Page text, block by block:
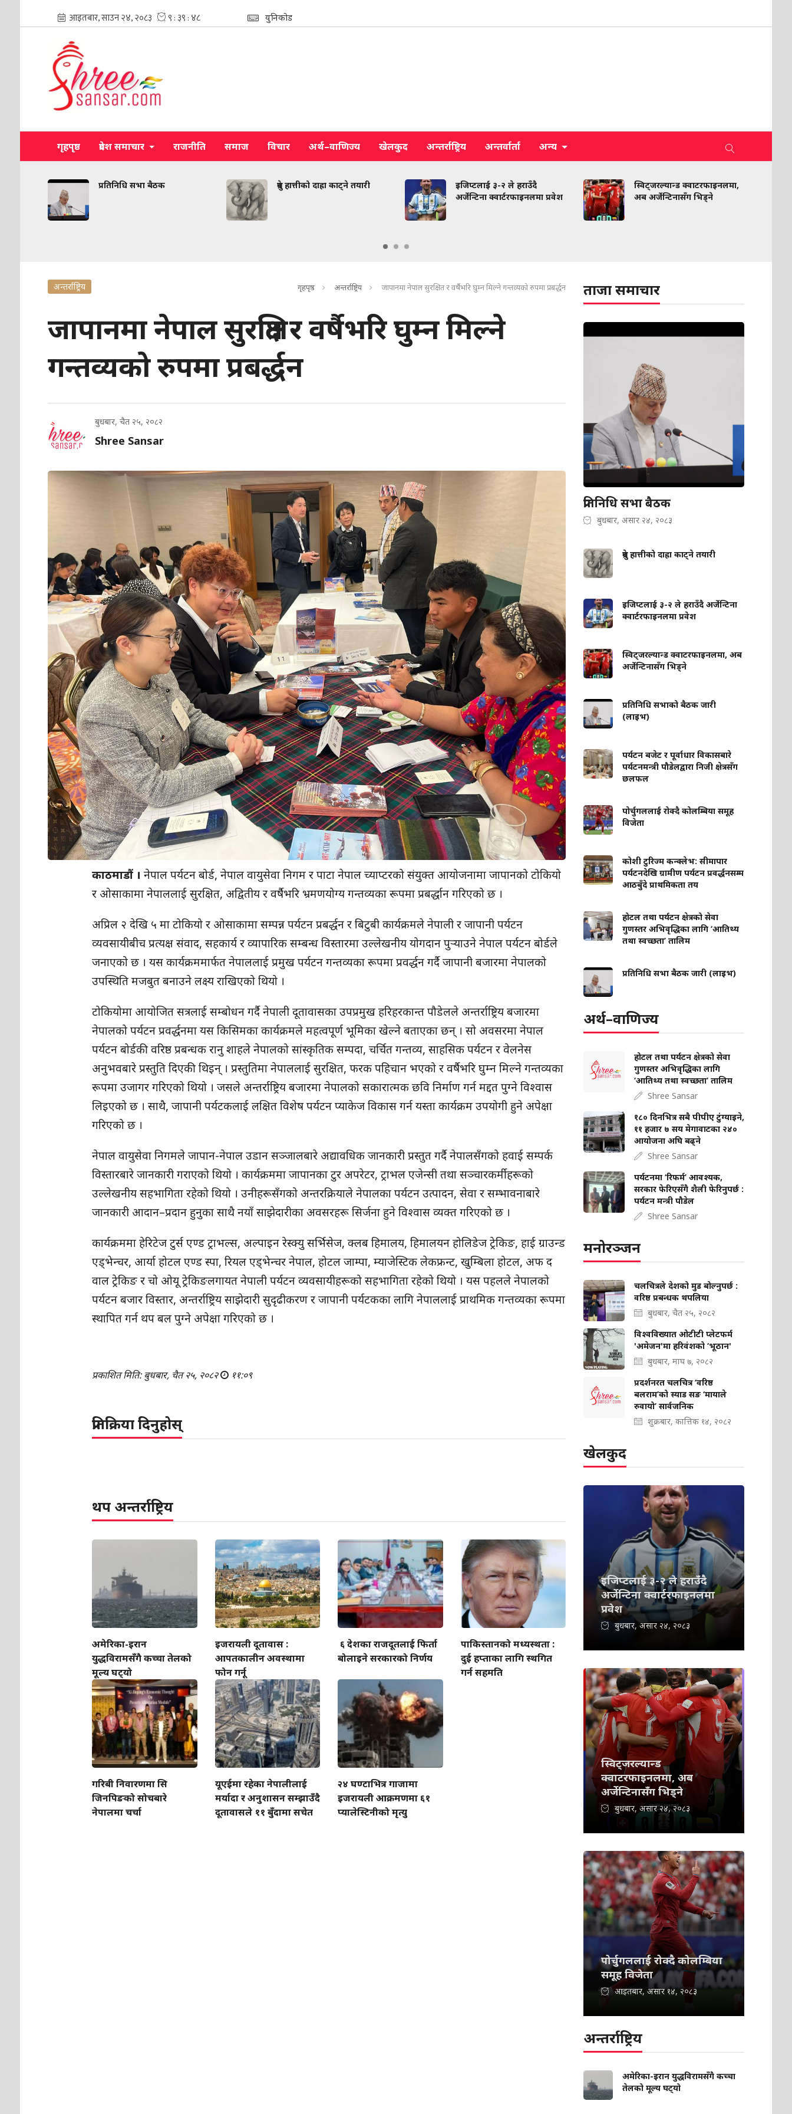
युनिकोड
गृहपृष्ठ प्रदेश समाचार राजनीति समाज विचार अर्थ–वाणिज्य खेलकुद अन्तर्राष्ट्रिय अन्तर्वार्ता अन्य
प्रतिनिधि सभा बैठक ध्रुवे हात्तीको दाह्रा काट्ने तयारी
इजिप्टलाई ३-२ ले हराउँदै
अर्जेन्टिना क्वार्टरफाइनलमा प्रवेश
स्विट्जरल्यान्ड क्वाटरफाइनलमा,
अब अर्जेन्टिनासँग भिड्ने
अन्तर्राष्ट्रिय गृहपृष्ठ अन्तर्राष्ट्रिय जापानमा नेपाल सुरक्षित र वर्षैभरि घुम्न मिल्ने गन्तव्यको रुपमा प्रबर्द्धन
जापानमा नेपाल सुरक्षित र वर्षैभरि घुम्न मिल्ने
गन्तव्यको रुपमा प्रबर्द्धन
बुधबार, चैत २५, २०८२
Shree Sansar
काठमाडौं ।नेपाल पर्यटन बोर्ड, नेपाल वायुसेवा निगम र पाटा नेपाल च्याप्टरको संयुक्त आयोजनामा जापानको टोकियो
र ओसाकामा नेपाललाई सुरक्षित, अद्वितीय र वर्षैभरि भ्रमणयोग्य गन्तव्यका रूपमा प्रबर्द्धान गरिएको छ ।
अप्रिल २ देखि ५ मा टोकियो र ओसाकामा सम्पन्न पर्यटन प्रबर्द्धन र बिटुबी कार्यक्रमले नेपाली र जापानी पर्यटन
व्यवसायीबीच प्रत्यक्ष संवाद, सहकार्य र व्यापारिक सम्बन्ध विस्तारमा उल्लेखनीय योगदान पुर्‍याउने नेपाल पर्यटन बोर्डले
जनाएको छ । यस कार्यक्रममार्फत नेपाललाई प्रमुख पर्यटन गन्तव्यका रूपमा प्रवर्द्धन गर्दै जापानी बजारमा नेपालको
उपस्थिति मजबुत बनाउने लक्ष्य राखिएको थियो ।
टोकियोमा आयोजित सत्रलाई सम्बोधन गर्दै नेपाली दूतावासका उपप्रमुख हरिहरकान्त पौडेलले अन्तर्राष्ट्रिय बजारमा
नेपालको पर्यटन प्रवर्द्धनमा यस किसिमका कार्यक्रमले महत्वपूर्ण भूमिका खेल्ने बताएका छन् । सो अवसरमा नेपाल
पर्यटन बोर्डकी वरिष्ठ प्रबन्धक रानु शाहले नेपालको सांस्कृतिक सम्पदा, चर्चित गन्तव्य, साहसिक पर्यटन र वेलनेस
अनुभवबारे प्रस्तुति दिएकी थिइन् । प्रस्तुतिमा नेपाललाई सुरक्षित, फरक पहिचान भएको र वर्षैभरि घुम्न मिल्ने गन्तव्यका
रूपमा उजागर गरिएको थियो । जसले अन्तर्राष्ट्रिय बजारमा नेपालको सकारात्मक छवि निर्माण गर्न मद्दत पुग्ने विश्वास
लिइएको छ । साथै, जापानी पर्यटकलाई लक्षित विशेष पर्यटन प्याकेज विकास गर्न यस्ता कार्यक्रम उपयोगी हुने अपेक्षा
गरिएको छ ।
नेपाल वायुसेवा निगमले जापान-नेपाल उडान सञ्जालबारे अद्यावधिक जानकारी प्रस्तुत गर्दै नेपालसँगको हवाई सम्पर्क
विस्तारबारे जानकारी गराएको थियो । कार्यक्रममा जापानका टुर अपरेटर, ट्राभल एजेन्सी तथा सञ्चारकर्मीहरूको
उल्लेखनीय सहभागिता रहेको थियो । उनीहरूसँगको अन्तरक्रियाले नेपालका पर्यटन उत्पादन, सेवा र सम्भावनाबारे
जानकारी आदान–प्रदान हुनुका साथै नयाँ साझेदारीका अवसरहरू सिर्जना हुने विश्‍वास व्यक्त गरिएको छ ।
कार्यक्रममा हेरिटेज टुर्स एण्ड ट्राभल्स, अल्पाइन रेस्क्यु सर्भिसेज, क्लब हिमालय, हिमालयन होलिडेज ट्रेकिङ, हाई ग्राउन्ड
एड्भेन्चर, आर्या होटल एण्ड स्पा, रियल एड्भेन्चर नेपाल, होटल जाम्पा, म्याजेस्टिक लेकफ्रन्ट, खुम्बिला होटल, अफ द
वाल ट्रेकिङ र चो ओयू ट्रेकिङलगायत नेपाली पर्यटन व्यवसायीहरूको सहभागिता रहेको थियो । यस पहलले नेपालको
पर्यटन बजार विस्तार, अन्तर्राष्ट्रिय साझेदारी सुदृढीकरण र जापानी पर्यटकका लागि नेपाललाई प्राथमिक गन्तव्यका रूपमा
स्थापित गर्न थप बल पुग्ने अपेक्षा गरिएको छ ।
प्रकाशित मिति: बुधबार, चैत २५, २०८२ ११:०९
प्रतिक्रिया दिनुहोस्
थप अन्तर्राष्ट्रिय
अमेरिका-इरान
युद्धविरामसँगै कच्चा तेलको
मूल्य घट्‍यो
इजरायली दूतावास :
आपतकालीन अवस्थामा
फोन गर्नू
६ देशका राजदूतलाई फिर्ता
बोलाइने सरकारको निर्णय
पाकिस्तानको मध्यस्थता :
दुई हप्ताका लागि स्थगित
गर्न सहमति
गरिबी निवारणमा सि
जिनपिङको सोचबारे
नेपालमा चर्चा
यूएईमा रहेका नेपालीलाई
मर्यादा र अनुशासन सम्झाउँदै
दूतावासले ११ बुँदामा सचेत
२४ घण्टाभित्र गाजामा
इजरायली आक्रमणमा ६१
प्यालेस्टिनीको मृत्यु
ताजा समाचार
प्रतिनिधि सभा बैठक
बुधबार, असार २४, २०८३
ध्रुवे हात्तीको दाह्रा काट्ने तयारी
इजिप्टलाई ३-२ ले हराउँदै अर्जेन्टिना
क्वार्टरफाइनलमा प्रवेश
स्विट्जरल्यान्ड क्वाटरफाइनलमा, अब
अर्जेन्टिनासँग भिड्ने
प्रतिनिधि सभाको बैठक जारी
(लाइभ)
पर्यटन बजेट र पूर्वाधार विकासबारे
पर्यटनमन्त्री पौडेलद्वारा निजी क्षेत्रसँग
छलफल
पोर्चुगललाई रोक्दै कोलम्बिया समूह
विजेता
कोशी टुरिज्म कन्क्लेभ: सीमापार
पर्यटनदेखि ग्रामीण पर्यटन प्रवर्द्धनसम्म
आठबुँदे प्राथमिकता तय
होटल तथा पर्यटन क्षेत्रको सेवा
गुणस्तर अभिवृद्धिका लागि ‘आतिथ्य
तथा स्वच्छता’ तालिम
प्रतिनिधि सभा बैठक जारी (लाइभ)
अर्थ–वाणिज्य
होटल तथा पर्यटन क्षेत्रको सेवा
गुणस्तर अभिवृद्धिका लागि
‘आतिथ्य तथा स्वच्छता’ तालिम
Shree Sansar
१८० दिनभित्र सबै पीपीए टुंग्याइने,
११ हजार ७ सय मेगावाटका २४०
आयोजना अघि बढ्ने
Shree Sansar
पर्यटनमा ‘रिफर्म’ आवश्यक,
सरकार फेरिएसँगै शैली फेरिनुपर्छ :
पर्यटन मन्त्री पौडेल
Shree Sansar
मनोरञ्जन
चलचित्रले देशको मुड बोल्‍नुपर्छ :
वरिष्ठ प्रबन्धक थपलिया
बुधबार, चैत २५, २०८२
विश्वविख्यात ओटीटी प्लेटफर्म
'अमेजन'मा हरिवंशको ‘भूठान'
बुधबार, माघ ७, २०८२
प्रदर्शनरत चलचित्र ‘वरिष्ठ
बलराम’को स्याड सङ ‘मायाले
रुवायो’ सार्वजनिक
शुक्रबार, कात्तिक १४, २०८२
खेलकुद
इजिप्टलाई ३-२ ले हराउँदै
अर्जेन्टिना क्वार्टरफाइनलमा
प्रवेश
बुधबार, असार २४, २०८३
स्विट्जरल्यान्ड
क्वाटरफाइनलमा, अब
अर्जेन्टिनासँग भिड्ने
बुधबार, असार २४, २०८३
पोर्चुगललाई रोक्दै कोलम्बिया
समूह विजेता
आइतबार, असार १४, २०८३
अन्तर्राष्ट्रिय
अमेरिका-इरान युद्धविरामसँगै कच्चा
तेलको मूल्य घट्‍यो